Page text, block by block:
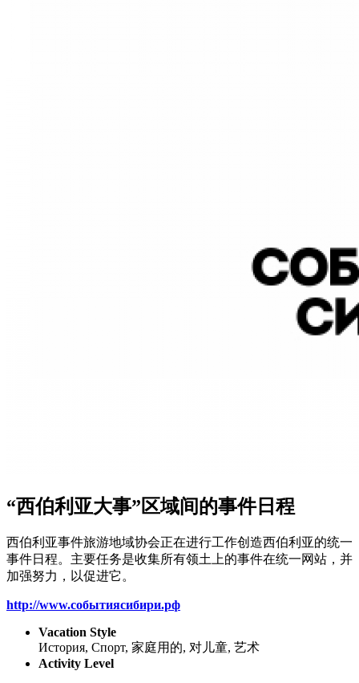
“西伯利亚大事”区域间的事件日程
西伯利亚事件旅游地域协会正在进行工作创造西伯利亚的统一
事件日程。主要任务是收集所有领土上的事件在统一网站，并
加强努力，以促进它。
http://www.событиясибири.рф
Vacation Style
История, Спорт, 家庭用的, 对儿童, 艺术
Activity Level